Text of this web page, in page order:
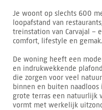
Je woont op slechts 600
loopafstand van
treinstation van Carvajal –
comfort, lifestyle en gemak.
De woning heeft een
en indrukwekkende
die zorgen voor veel
binnen en buiten
grote terras een natuurlijk
vormt met werkelijk